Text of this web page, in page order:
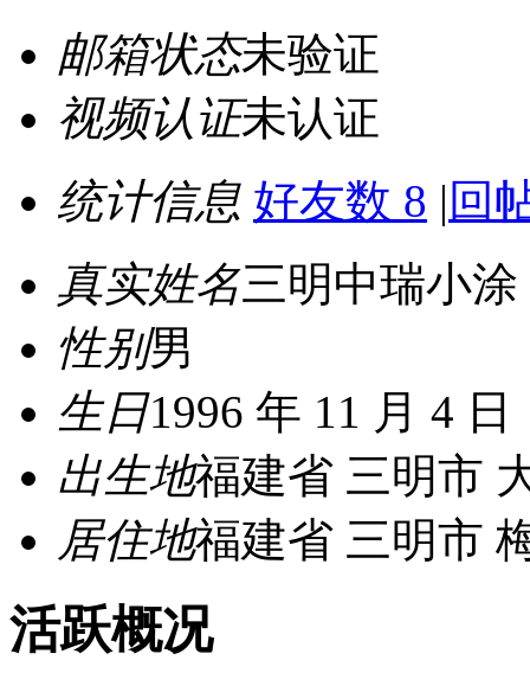
邮箱状态未验证
视频认证未认证
统计信息 好友数 8 | 回
真实姓名三明中瑞小涂
性别男
生日1996 年 11 月 4 日
出生地福建省 三明市
居住地福建省 三明市
活跃概况